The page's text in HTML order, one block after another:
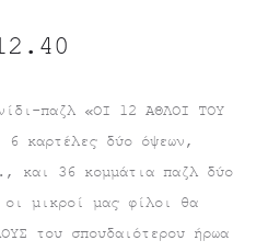
παζλ «ΟΙ 12 ΑΘΛΟΙ ΤΟΥ
6 καρτέλες δύο όψεων,
και 36 κομμάτια παζλ δύο
μικροί μας φίλοι θα
του σπουδαιότερου ήρωα